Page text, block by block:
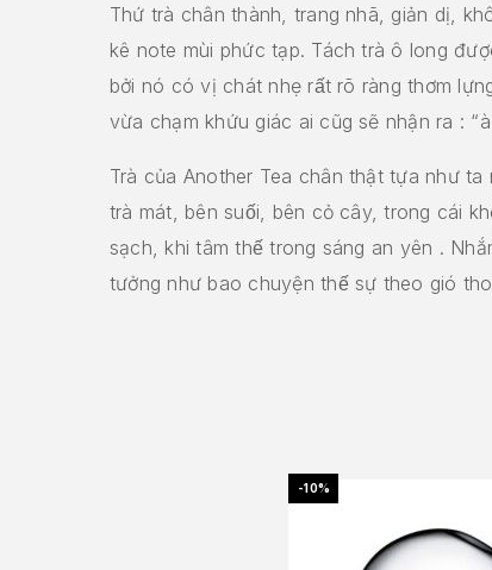
Thứ trà chân thành, trang nhã, giản dị,
kê note mùi phức tạp. Tách trà ô long
bởi nó có vị chát nhẹ rất rõ ràng thơm
vừa chạm khứu giác ai cũg sẽ nhận ra :
Trà của Another Tea chân thật tựa như ta
trà mát, bên suối, bên cỏ cây, trong cái
sạch, khi tâm thế trong sáng an yên .
tưởng như bao chuyện thế sự theo gió
-10%